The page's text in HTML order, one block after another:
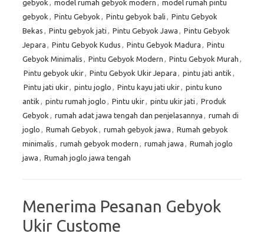
gebyok , model rumah gebyok modern , model rumah pintu
gebyok , Pintu Gebyok , Pintu gebyok bali , Pintu Gebyok
Bekas , Pintu gebyok jati , Pintu Gebyok Jawa , Pintu Gebyok
Jepara , Pintu Gebyok Kudus , Pintu Gebyok Madura , Pintu
Gebyok Minimalis , Pintu Gebyok Modern , Pintu Gebyok Murah ,
Pintu gebyok ukir, Pintu Gebyok Ukir Jepara , pintu jati antik ,
Pintu jati ukir, pintu joglo , Pintu kayu jati ukir, pintu kuno
antik , pintu rumah joglo , Pintu ukir, pintu ukir jati , Produk
Gebyok , rumah adat jawa tengah dan penjelasannya , rumah di
joglo , Rumah Gebyok , rumah gebyok jawa , Rumah gebyok
minimalis , rumah gebyok modern , rumah jawa , Rumah joglo
jawa , Rumah joglo jawa tengah
Menerima Pesanan Gebyok
Ukir Custome